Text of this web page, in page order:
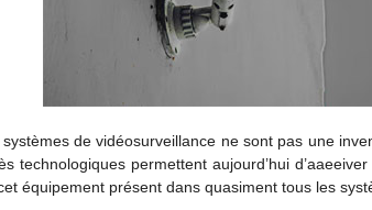
de vidéosurveillance ne sont pas une
technologiques permettent aujourd’hui
équipement présent dans quasiment tous les